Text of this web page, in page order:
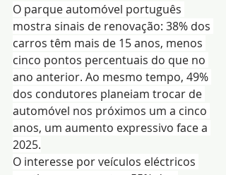
O parque automóvel português
mostra sinais de renovação: 38% dos
carros têm mais de 15 anos, menos
cinco pontos percentuais do que no
ano anterior. Ao mesmo tempo, 49%
dos condutores planeiam trocar de
automóvel nos próximos um a cinco
anos, um aumento expressivo face a
2025.
O interesse por veículos eléctricos